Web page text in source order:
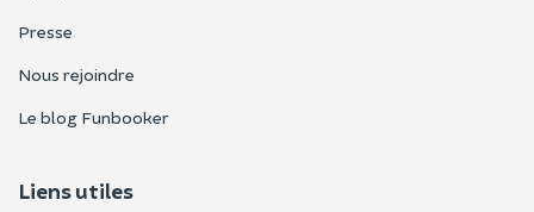
Presse
Nous rejoindre
Le blog Funbooker
Liens utiles